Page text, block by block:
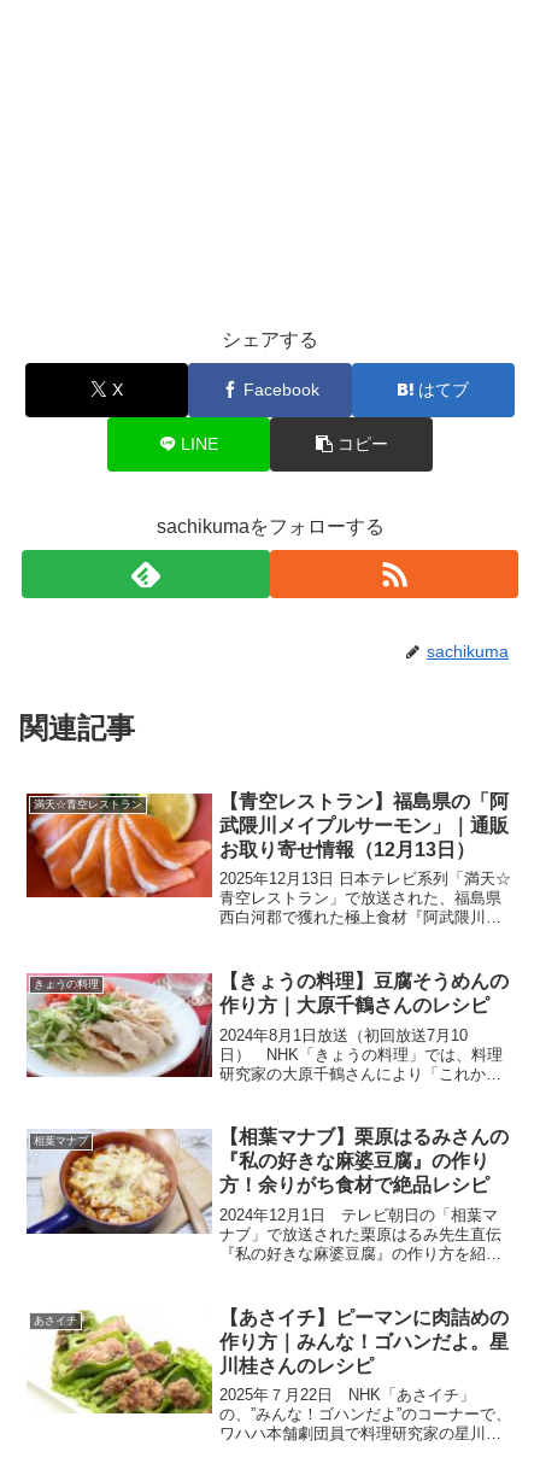
シェアする
X Facebook はてブ
LINE コピー
sachikumaをフォローする
sachikuma
関連記事
満天☆青空レストラン
【青空レストラン】福島県の「阿
武隈川メイプルサーモン」｜通販
お取り寄せ情報（12月13日）
2025年12月13日 日本テレビ系列「満天☆
青空レストラン」で放送された、福島県
西白河郡で獲れた極上食材『阿武隈川メ
体銅メダリストで、フェンシング世界ラ
ンキング1位の...
きょうの料理
【きょうの料理】豆腐そうめんの
作り方｜大原千鶴さんのレシピ
2024年8月1日放送（初回放送7月10
日） NHK「きょうの料理」では、料理
研究家の大原千鶴さんにより「これから
時間を楽しみたい」と思う人へ向けて、
季節を感じながらゆ...
相葉マナブ
【相葉マナブ】栗原はるみさんの
『私の好きな麻婆豆腐』の作り
方！余りがち食材で絶品レシピ
2024年12月1日 テレビ朝日の「相葉マ
ナブ」で放送された栗原はるみ先生直伝
『私の好きな麻婆豆腐』の作り方を紹介
生！余りがち食材で絶品料理３選！」企
画で、余りがちな...
あさイチ
【あさイチ】ピーマンに肉詰めの
作り方｜みんな！ゴハンだよ。星
川桂さんのレシピ
2025年７月22日 NHK「あさイチ」
の、”みんな！ゴハンだよ”のコーナーで、
ワハハ本舗劇団員で料理研究家の星川桂